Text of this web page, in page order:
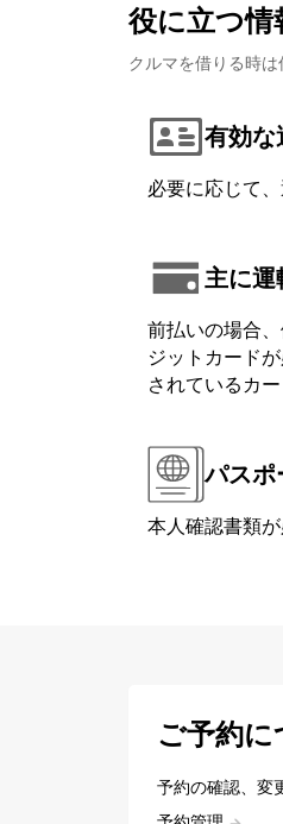
役に立つ情
クルマを借りる時
有効な
必要に応じて
主に運
前払いの場合
ジットカード
されているカ
パスポ
本人確認書類
ご予約に
予約の確認、変